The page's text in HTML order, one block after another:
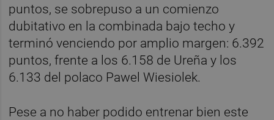
puntos, se sobrepuso a un comienzo
dubitativo en la combinada bajo techo y
terminó venciendo por amplio margen: 6.392
puntos, frente a los 6.158 de Ureña y los
6.133 del polaco Pawel Wiesiolek.
Pese a no haber podido entrenar bien este